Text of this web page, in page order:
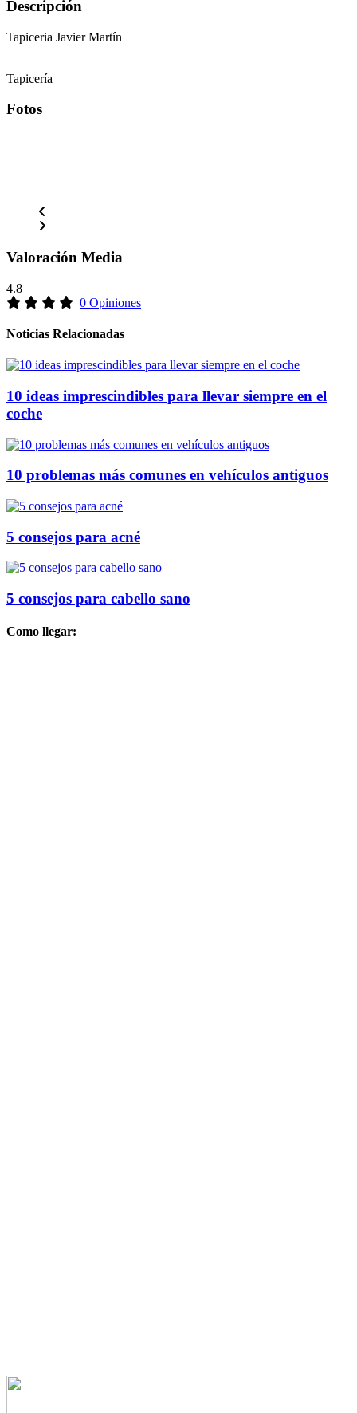
Descripción
Tapiceria Javier Martín
Tapicería
Fotos
Valoración Media
4.8
0 Opiniones
Noticias Relacionadas
10 ideas imprescindibles para llevar siempre en el
coche
10 problemas más comunes en vehículos antiguos
5 consejos para acné
5 consejos para cabello sano
Como llegar: